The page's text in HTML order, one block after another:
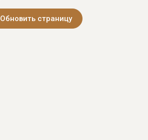
Обновить страницу